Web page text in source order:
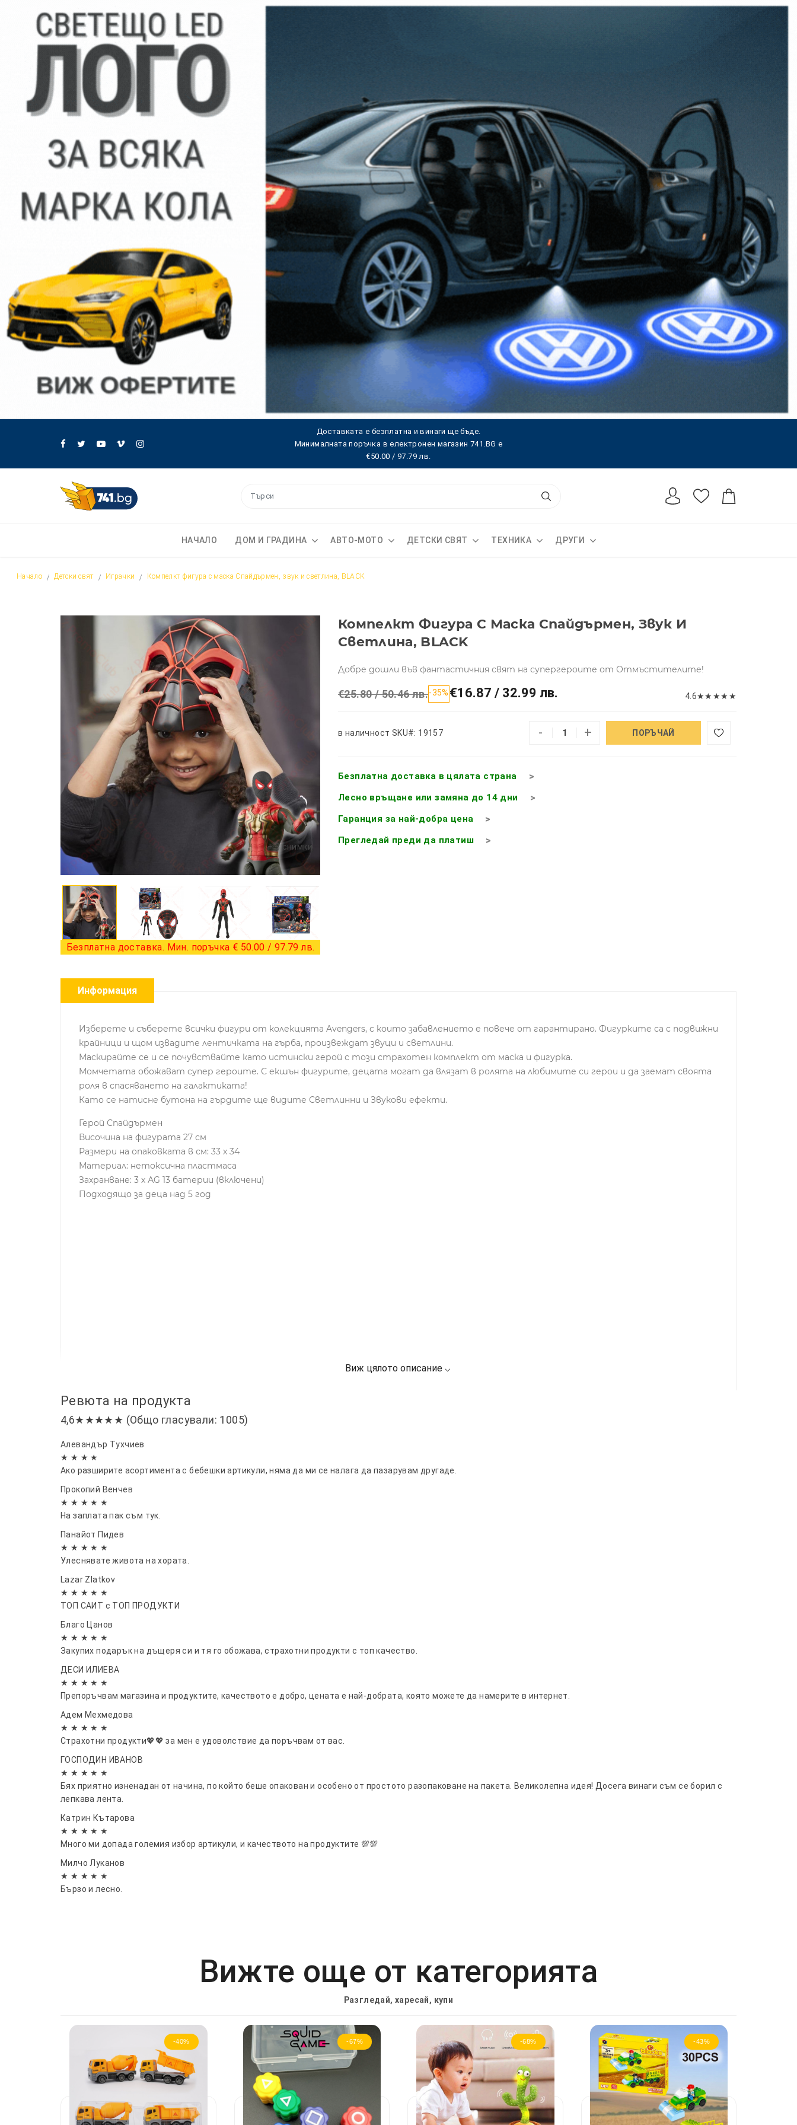
Доставката е безплатна и винаги ще бъде.
Минималната поръчка в електронен магазин 741.BG е
€50.00 / 97.79 лв.
НАЧАЛО ДОМ И ГРАДИНА АВТО-МОТО ДЕТСКИ СВЯТ ТЕХНИКА ДРУГИ
Начало Детски свят Играчки Компелкт фигура с маска Спайдърмен, звук и светлина, BLACK
+ 3 снимки
Безплатна доставка. Мин. поръчка € 50.00 / 97.79 лв.
Компелкт Фигура С Маска Спайдърмен, Звук И
Светлина, BLACK
Добре дошли във фантастичния свят на супергероите от Отмъстителите!
€25.80 / 50.46 лв.-35% €16.87 / 32.99 лв. 4.6★★ ★★ ★
в наличност SKU#: 19157 - + ПОРЪЧАЙ
Безплатна доставка в цялата страна
Лесно връщане или замяна до 14 дни
Гаранция за най-добра цена
Прегледай преди да платиш
Информация
Изберете и съберете всички фигури от колекцията Avengers, с които забавлението е повече от гарантирано. Фигурките са с подвижни
крайници и щом извадите лентичката на гърба, произвеждат звуци и светлини.
Маскирайте се и се почувствайте като истински герой с този страхотен комплект от маска и фигурка.
Mомчетата обожават супер героите. С екшън фигурите, децата могат да влязат в ролята на любимите си герои и да заемат своята
роля в спасяването на галактиката!
Като се натисне бутона на гърдите ще видите Светлинни и Звукови ефекти.
Герой Спайдърмен
Височина на фигурата 27 см
Размери на опаковката в см: 33 х 34
Материал: нетоксична пластмаса
Захранване: 3 х АG 13 батерии (включени)
Подходящо за деца над 5 год
Ревюта на продукта
4,6★★★★★ (Общо гласували: 1005)
Алевандър Тухчиев
★ ★ ★ ★
Ако разширите асортимента с бебешки артикули, няма да ми се налага да пазарувам другаде.
Прокопий Венчев
★ ★ ★ ★ ★
На заплата пак съм тук.
Панайот Пидев
★ ★ ★ ★ ★
Улеснявате живота на хората.
Lazar Zlatkov
★ ★ ★ ★ ★
ТОП САИТ с ТОП ПРОДУКТИ
Благо Цанов
★ ★ ★ ★ ★
Закупих подарък на дъщеря си и тя го обожава, страхотни продукти с топ качество.
ДЕСИ ИЛИЕВА
★ ★ ★ ★ ★
Препоръчвам магазина и продуктите, качеството е добро, цената е най-добрата, която можете да намерите в интернет.
Адем Мехмедова
★ ★ ★ ★ ★
Страхотни продукти💖💖 за мен е удоволствие да поръчвам от вас.
ГОСПОДИН ИВАНОВ
★ ★ ★ ★ ★
Бях приятно изненадан от начина, по който беше опакован и особено от простото разопаковане на пакета. Великолепна идея! Досега винаги съм се борил с
лепкава лента.
Катрин Кътарова
★ ★ ★ ★ ★
Много ми допада големия избор артикули, и качеството на продуктите 💯💯
Милчо Луканов
★ ★ ★ ★ ★
Бързо и лесно.
Вижте още от категорията
Разгледай, харесай, купи
-40% -67% -68% -43%